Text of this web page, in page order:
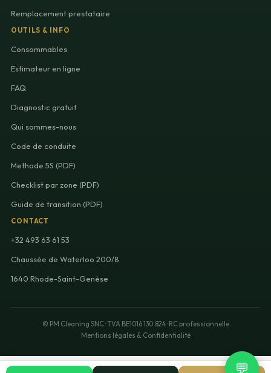
Remplacement prestataire
OUTILS & INFO
Consommables
Estimateur en ligne
FAQ
Diagnostic gratuit
Qui sommes-nous
Code de conduite
Methode 5S (PDF)
Checklist par zone (PDF)
Guide de transition (PDF)
CONTACT
+32 493 63 61 53
Chaussée de Waterloo 200/8
1640 Rhode-Saint-Genèse
© PM Cleaning SNC · TVA BE1016.130.824 · RC professionnelle
Mentions légales & Confidentialité
💬